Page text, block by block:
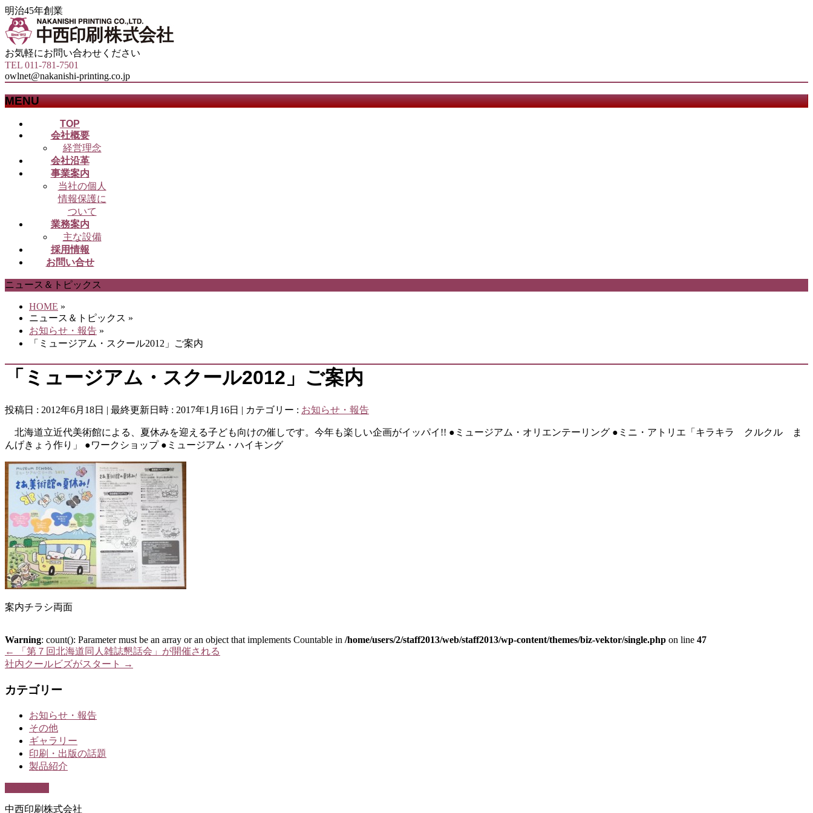
明治45年創業
お気軽にお問い合わせください
TEL 011-781-7501
owlnet@nakanishi-printing.co.jp
MENU
TOP
会社概要
経営理念
会社沿革
事業案内
当社の個人
情報保護に
ついて
業務案内
主な設備
採用情報
お問い合せ
ニュース＆トピックス
HOME »
ニュース＆トピックス »
お知らせ・報告 »
「ミュージアム・スクール2012」ご案内
「ミュージアム・スクール2012」ご案内
投稿日 : 2012年6月18日 最終更新日時 : 2017年1月16日 カテゴリー : お知らせ・報告
北海道立近代美術館による、夏休みを迎える子ども向けの催しです。今年も楽しい企画がイッパイ!! ●ミュージアム・オリエンテーリング ●ミニ・アトリエ「キラキラ クルクル ま
んげきょう作り」 ●ワークショップ ●ミュージアム・ハイキング
案内チラシ両面
Warning: count(): Parameter must be an array or an object that implements Countable in /home/users/2/staff2013/web/staff2013/wp-content/themes/biz-vektor/single.php on line 47
←
「第７回北海道同人雑誌懇話会」が開催される
社内クールビズがスタート
→
カテゴリー
お知らせ・報告
その他
ギャラリー
印刷・出版の話題
製品紹介
中西印刷株式会社